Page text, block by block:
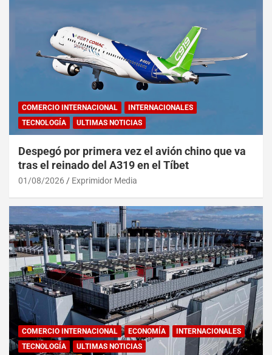
COMERCIO INTERNACIONAL
INTERNACIONALES
TECNOLOGÍA
ULTIMAS NOTICIAS
Despegó por primera vez el avión chino que va
tras el reinado del A319 en el Tíbet
01/08/2026 Exprimidor Media
COMERCIO INTERNACIONAL ECONOMÍA
INTERNACIONALES
TECNOLOGÍA
ULTIMAS NOTICIAS